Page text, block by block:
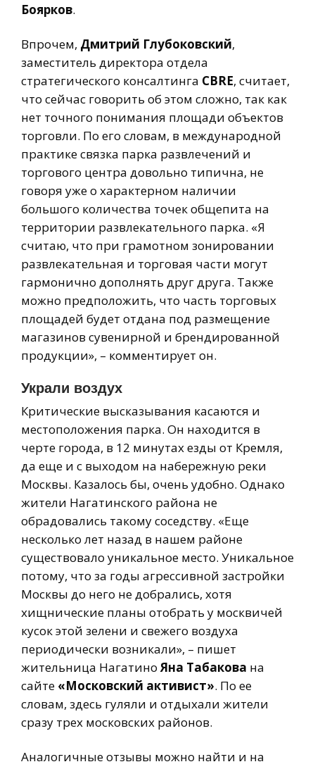
Боярков.
Впрочем, Дмитрий Глубоковский,
заместитель директора отдела
стратегического консалтинга CBRE, считает,
что сейчас говорить об этом сложно, так как
нет точного понимания площади объектов
торговли. По его словам, в международной
практике связка парка развлечений и
торгового центра довольно типична, не
говоря уже о характерном наличии
большого количества точек общепита на
территории развлекательного парка. «Я
считаю, что при грамотном зонировании
развлекательная и торговая части могут
гармонично дополнять друг друга. Также
можно предположить, что часть торговых
площадей будет отдана под размещение
магазинов сувенирной и брендированной
продукции», – комментирует он.
Украли воздух
Критические высказывания касаются и
местоположения парка. Он находится в
черте города, в 12 минутах езды от Кремля,
да еще и с выходом на набережную реки
Москвы. Казалось бы, очень удобно. Однако
жители Нагатинского района не
обрадовались такому соседству. «Еще
несколько лет назад в нашем районе
существовало уникальное место. Уникальное
потому, что за годы агрессивной застройки
Москвы до него не добрались, хотя
хищнические планы отобрать у москвичей
кусок этой зелени и свежего воздуха
периодически возникали», – пишет
жительница Нагатино Яна Табакова на
сайте «Московский активист». По ее
словам, здесь гуляли и отдыхали жители
сразу трех московских районов.
Аналогичные отзывы можно найти и на